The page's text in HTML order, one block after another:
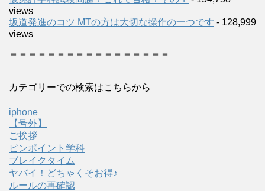
views
坂道発進のコツ MTの方は大切な操作の一つです - 128,999
views
＝＝＝＝＝＝＝＝＝＝＝＝＝＝＝＝＝
カテゴリーでの検索はこちらから
iphone
【号外】
ご挨拶
ピンポイント学科
ブレイクタイム
ヤバイ！どちゃくそお得♪
ルールの再確認